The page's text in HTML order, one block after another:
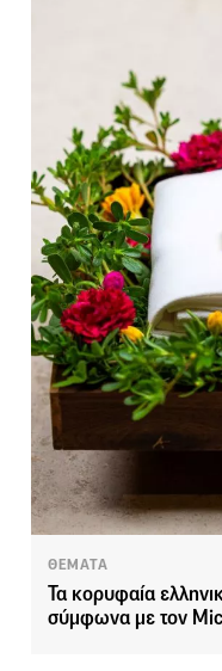
ΘΕΜΑΤΑ
Τα κορυφαία
σύμφωνα με τον